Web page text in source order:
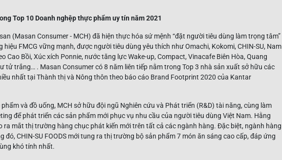
Top 10 Doanh nghệp thực phẩm uy tín năm 2021
(Masan Consumer - MCH) đã hiện thực hóa sứ mệnh “đặt người tiêu dùng làm trọng tâm”
hiệu FMCG vững mạnh, được người tiêu dùng yêu thích như Omachi, Kokomi, CHIN-SU, Nam
Cao Bồi, Xúc xích Ponnie, nước tăng lực Wake-up, Compact, Vinacafe Biên Hòa, Quang
tử trắng… . Masan Consumer có 8 năm liên tiếp nằm trong Top 3 nhà sản xuất sở hữu các
nhất tại Thành thị và Nông thôn theo báo cáo Brand Footprint 2020 của Kantar
và đồ uống, MCH sở hữu đội ngũ Nghiên cứu và Phát triển (R&D) tài năng, cùng làm
để phát triển các sản phẩm mới phục vụ nhu cầu của người tiêu dùng Việt Nam. Hằng
ra mắt thị trường hàng chục phát kiến mới trên tất cả các ngành hàng. Đặc biệt, ngành hàng
đó, CHIN-SU FOODS mới tung ra thị trường bộ sản phẩm 7 món ăn sáng cao cấp, đáp ứng
khó tính nhất.